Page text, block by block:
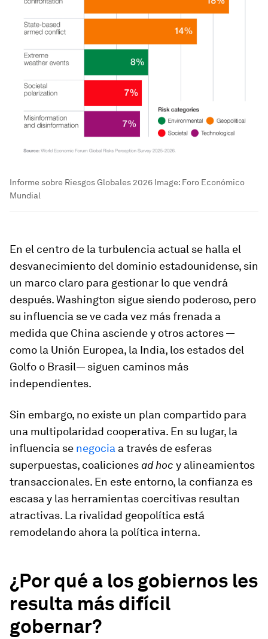
Informe sobre Riesgos Globales 2026 Image: Foro Económico
Mundial
En el centro de la turbulencia actual se halla el
desvanecimiento del dominio estadounidense, sin
un marco claro para gestionar lo que vendrá
después. Washington sigue siendo poderoso, pero
su influencia se ve cada vez más frenada a
medida que China asciende y otros actores —
como la Unión Europea, la India, los estados del
Golfo o Brasil— siguen caminos más
independientes.
Sin embargo, no existe un plan compartido para
una multipolaridad cooperativa. En su lugar, la
influencia se negocia a través de esferas
superpuestas, coalicionesad hoc y alineamientos
transaccionales. En este entorno, la confianza es
escasa y las herramientas coercitivas resultan
atractivas. La rivalidad geopolítica está
remodelando ahora la política interna.
¿Por qué a los gobiernos les
resulta más difícil
gobernar?